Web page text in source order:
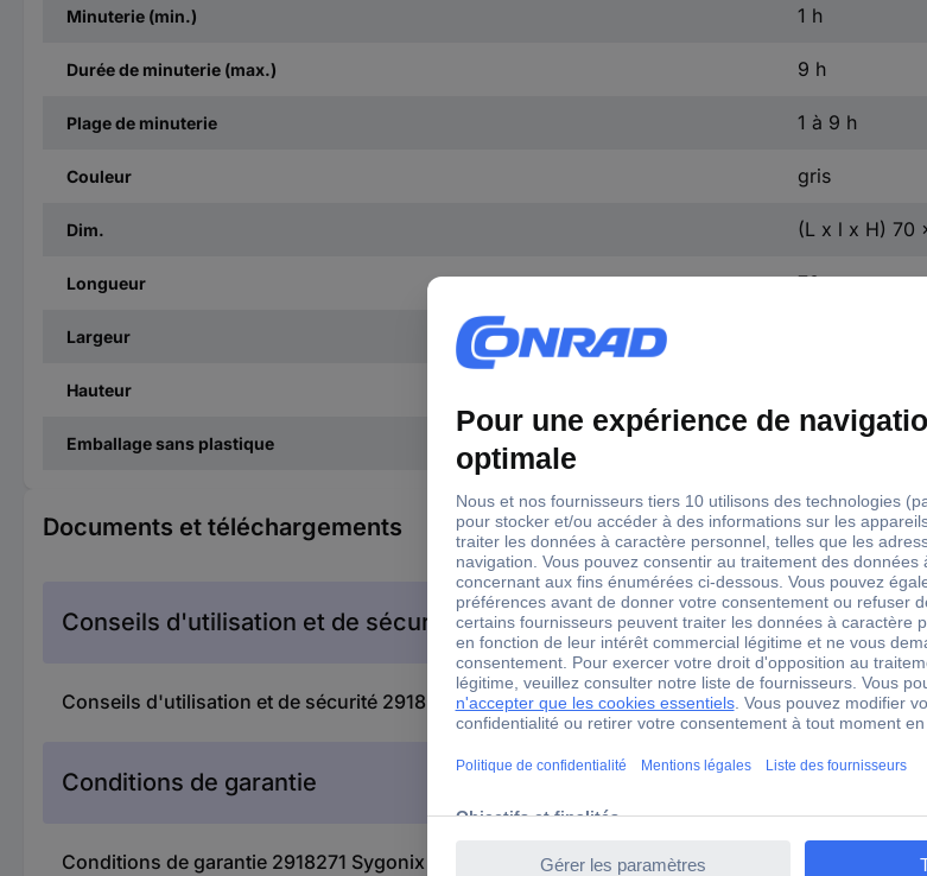
Minuterie (min.) 1 h
Durée de minuterie (max.) 9 h
Plage de minuterie 1 à 9 h
Couleur gris
Dim. (L x l x H) 70
Longueur 70 mm
Largeur
Hauteur
Emballage sans plastique Emballage
Documents et téléchargements
Conseils d'utilisation et de sécurité
Conseils d'utilisation et de sécurité 2918271 Sygonix SY-5836542 Interrupteur crépusculaire gris
Conditions de garantie
Conditions de garantie 2918271 Sygonix SY-5836542 Interrupteur crépusculaire gris 230 V/AC 1